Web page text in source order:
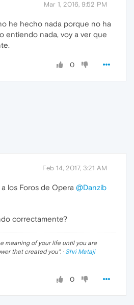
Mar 1, 2016, 9:52 PM
he hecho nada porque no ha
entiendo nada, voy a ver que
0
Feb 14, 2017, 3:21 AM
los Foros de Opera @Danzib
correctamente?
meaning of your life until you are
that created you". · Shri Mataji
0